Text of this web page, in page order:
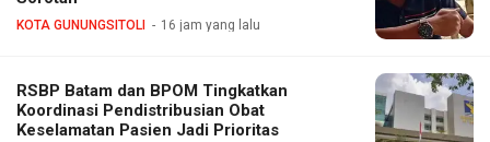
KOTA GUNUNGSITOLI 16 jam yang lalu
RSBP Batam dan BPOM Tingkatkan
Koordinasi Pendistribusian Obat
Keselamatan Pasien Jadi Prioritas